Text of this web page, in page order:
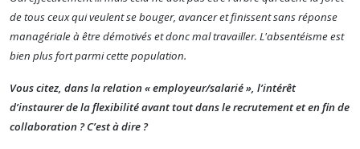
de tous ceux qui veulent se bouger, avancer et finissent sans réponse
managériale à être démotivés et donc mal travailler. L'absentéisme est
bien plus fort parmi cette population.
Vous citez, dans la relation « employeur/salarié », l’intérêt
d’instaurer de la flexibilité avant tout dans le recrutement et en fin de
collaboration ? C’est à dire ?